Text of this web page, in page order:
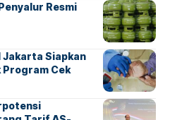
Resmi
Jakarta Siapkan
Program Cek